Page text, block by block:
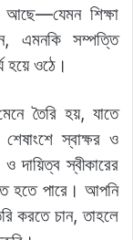
আছে—যেমন শিক্ষা
এমনকি সম্পত্তি
হয়ে ওঠে।
তৈরি হয়, যাতে
স্বাক্ষর ও
দায়িত্ব স্বীকারের
হতে পারে। আপনি
করতে চান, তাহলে